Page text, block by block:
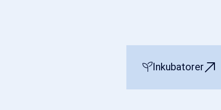
Inkubatorer